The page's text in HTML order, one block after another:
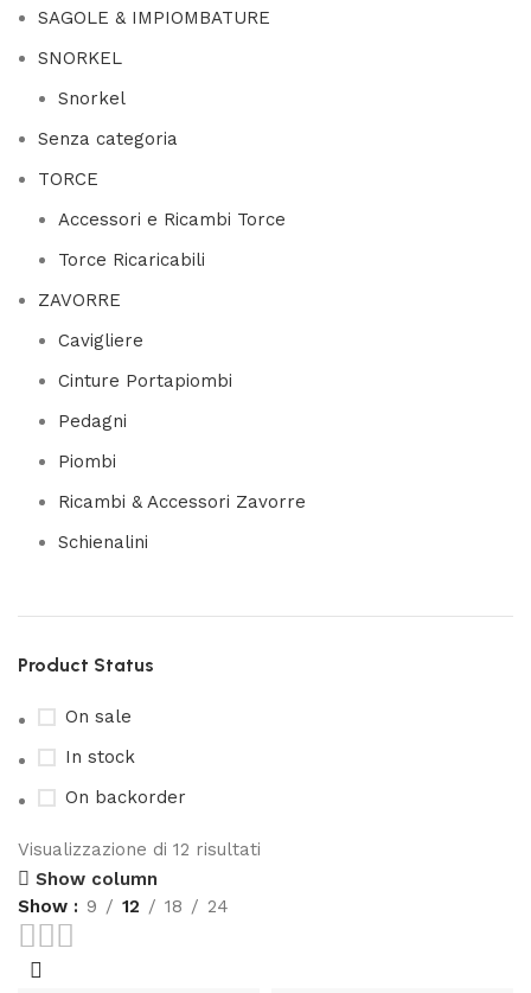
SAGOLE & IMPIOMBATURE
SNORKEL
Snorkel
Senza categoria
TORCE
Accessori e Ricambi Torce
Torce Ricaricabili
ZAVORRE
Cavigliere
Cinture Portapiombi
Pedagni
Piombi
Ricambi & Accessori Zavorre
Schienalini
Product Status
On sale
In stock
On backorder
Visualizzazione di 12 risultati
Show column
Show
9 12 18 24